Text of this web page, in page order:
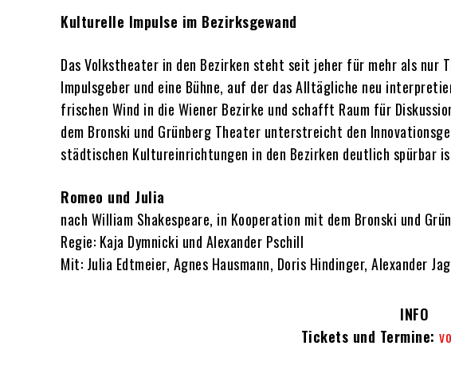
Kulturelle Impulse im Bezirksgewand
Das Volkstheater in den Bezirken steht seit jeher für mehr als
Impulsgeber und eine Bühne, auf der das Alltägliche neu
frischen Wind in die Wiener Bezirke und schafft Raum für
dem Bronski und Grünberg Theater unterstreicht den
städtischen Kultureinrichtungen in den Bezirken deutlich spürbar
Romeo und Julia
nach William Shakespeare, in Kooperation mit dem Bronski und
Regie: Kaja Dymnicki und Alexander Pschill
Mit: Julia Edtmeier, Agnes Hausmann, Doris Hindinger, Alexander
INFO
Tickets und Termine: